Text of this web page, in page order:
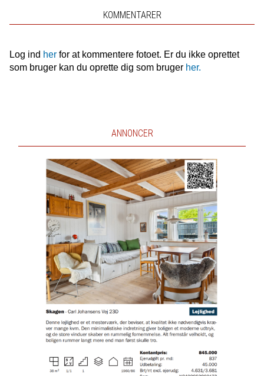
KOMMENTARER
Log ind herfor at kommentere fotoet. Er du ikke oprettet
som bruger kan du oprette dig som bruger her.
ANNONCER